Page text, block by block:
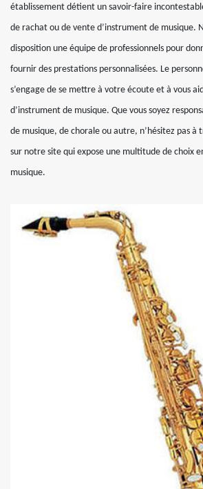
établissement détient un savoir-faire
de rachat ou de vente d’instrument de musique.
disposition une équipe de professionnels pour
fournir des prestations personnalisées. Le
s’engage de se mettre à votre écoute et à vous
d’instrument de musique. Que vous soyez
de musique, de chorale ou autre, n’hésitez pas
sur notre site qui expose une multitude de choix
musique.